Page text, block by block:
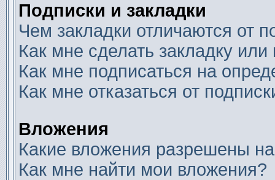
Подписки и закладки
Чем закладки отличаются от
Как мне сделать закладку
Как мне подписаться на
Как мне отказаться от
Вложения
Какие вложения разрешены
Как мне найти мои вложения?